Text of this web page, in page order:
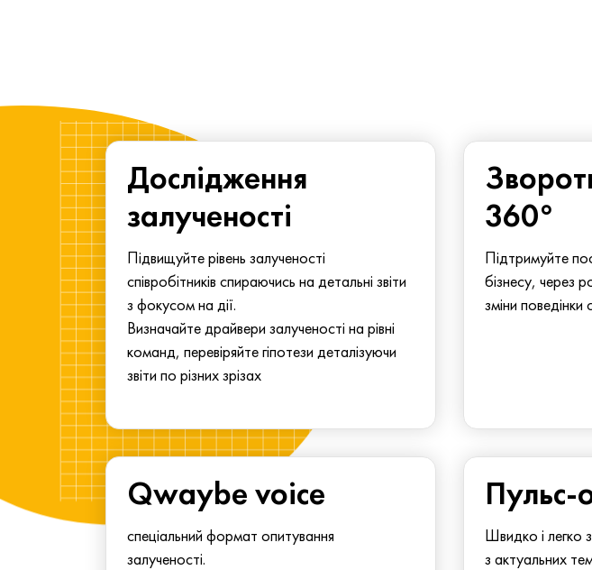
Дослідження
залученості
Підвищуйте рівень залученості
співробітників спираючись на детальні звіти
з фокусом на дії.
Визначайте драйвери залученості на рівні
команд, перевіряйте гіпотези деталізуючи
звіти по різних зрізах
360°
Підтримуйте
бізнесу, через
зміни поведінки
Qwaybe voice
спеціальний формат опитування
залученості.
Пульс-
Швидко і легко
з актуальних